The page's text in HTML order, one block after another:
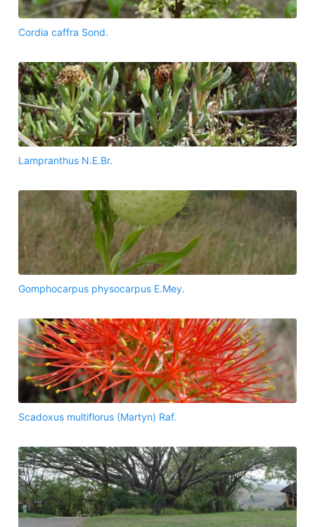
Cordia caffra Sond.
Lampranthus N.E.Br.
Gomphocarpus physocarpus E.Mey.
Scadoxus multiflorus (Martyn) Raf.